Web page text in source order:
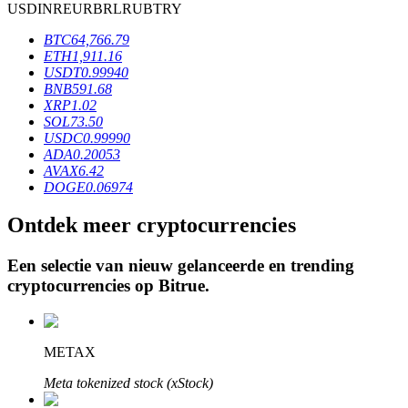
BTR-vergrendelingen
Exclusieve beleggingen voor BTR-houders
Leningen
USDINREURBRLRUBTRY
BTC64,766.79
ETH1,911.16
USDT0.99940
BNB591.68
XRP1.02
SOL73.50
USDC0.99990
ADA0.20053
AVAX6.42
DOGE0.06974
Ontdek meer cryptocurrencies
Een selectie van nieuw gelanceerde en trending
cryptocurrencies op Bitrue.
METAX
Meta tokenized stock (xStock)